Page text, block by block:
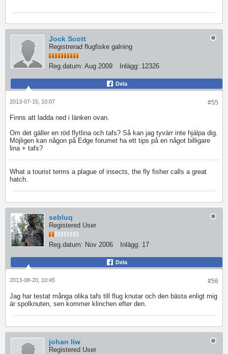
Jock Scott
Registrerad flugfiske galning
Reg.datum: Aug 2009 Inlägg: 12326
Dela
#55
2013-07-15, 10:07
Finns att ladda ned i länken ovan.
Om det gäller en röd flytlina och tafs? Så kan jag tyvärr inte hjälpa dig.
Möjligen kan någon på Edge forumet ha ett tips på en något billigare
lina + tafs?
What a tourist terms a plague of insects, the fly fisher calls a great
hatch.
sebluq
Registered User
Reg.datum: Nov 2006 Inlägg: 17
Dela
#56
2013-08-20, 10:45
Jag har testat många olika tafs till flug knutar och den bästa enligt mig
är spolknuten, sen kommer klinchen efter den.
johan liw
Registered User